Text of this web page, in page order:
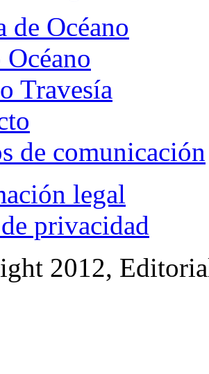
de Océano
Travesía
de comunicación
legal
privacidad
2012,